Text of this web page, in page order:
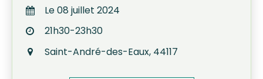
Le08 juillet 2024
21h30-23h30
Saint-André-des-Eaux, 44117